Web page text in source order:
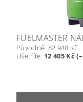
FUELMASTER
Původně: 82 948 Kč
Ušetříte: 12 405 Kč